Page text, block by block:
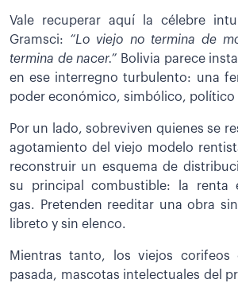
Vale recuperar aquí la célebre
Gramsci: “Lo viejo no termina de
termina de nacer.” Bolivia parece
en ese interregno turbulento: una
poder económico, simbólico, político
Por un lado, sobreviven quienes se
agotamiento del viejo modelo
reconstruir un esquema de
su principal combustible: la renta
gas. Pretenden reeditar una obra
libreto y sin elenco.
Mientras tanto, los viejos corifeos
pasada, mascotas intelectuales del